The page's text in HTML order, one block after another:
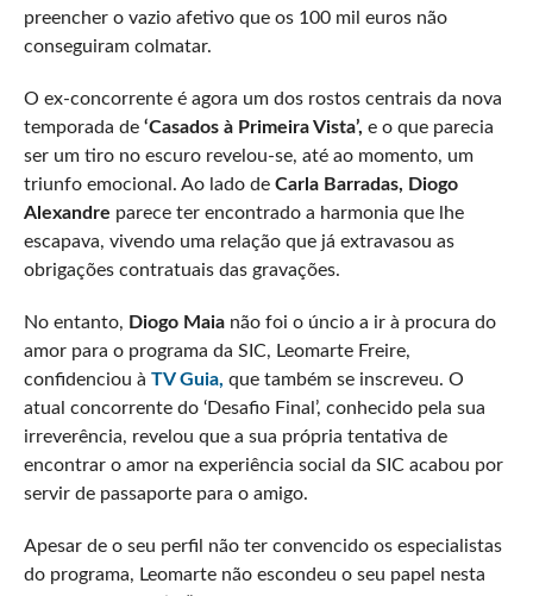
preencher o vazio afetivo que os 100 mil euros não
conseguiram colmatar.
O ex-concorrente é agora um dos rostos centrais da nova
temporada de ‘Casados à Primeira Vista’, e o que parecia
ser um tiro no escuro revelou-se, até ao momento, um
triunfo emocional. Ao lado de Carla Barradas, Diogo
Alexandre parece ter encontrado a harmonia que lhe
escapava, vivendo uma relação que já extravasou as
obrigações contratuais das gravações.
No entanto, Diogo Maianão foi o úncio a ir à procura do
amor para o programa da SIC, Leomarte Freire,
confidenciou à TV Guia, que também se inscreveu. O
atual concorrente do ‘Desafio Final’, conhecido pela sua
irreverência, revelou que a sua própria tentativa de
encontrar o amor na experiência social da SIC acabou por
servir de passaporte para o amigo.
Apesar de o seu perfil não ter convencido os especialistas
do programa, Leomarte não escondeu o seu papel nesta